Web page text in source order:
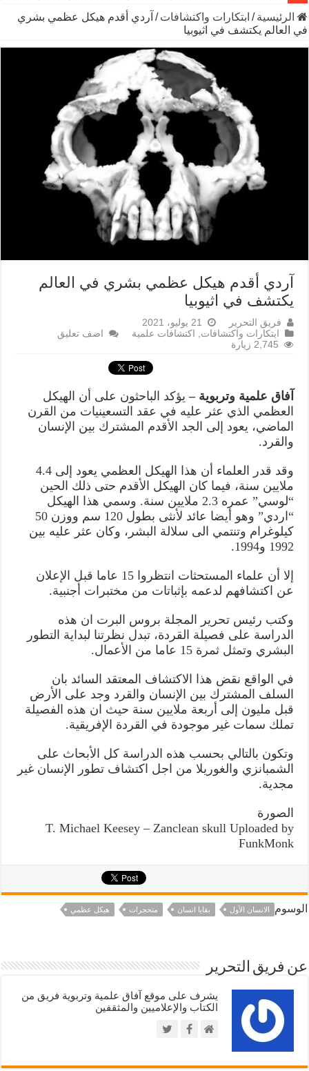
الرئيسية / ابتكارات واكتشافات / آردي أقدم هيكل عظمي بشري
في العالم يكتشف في اثيوبيا
آردي أقدم هيكل عظمي بشري في العالم
يكتشف في اثيوبيا
فريق التحرير
21 يوليو، 2021
ابتكارات واكتشافات, اكتشافات علمية
اضف تعليق
2,745 زيارة
آفاق علمية وتربوية –يؤكد الباحثون على أن الهيكل
العظمي الذي عثر عليه في عقد التسعينيات من القرن
الماضي، يعود إلى الجد الأقدم المشترك بين الإنسان
والقرد.
وقد قدر العلماء أن هذا الهيكل العظمي يعود إلى 4.4
ملايين سنة، فيما كان الهيكل الأقدم حتى ذلك الحين
“لوسي” عمره 2.3 ملايين سنة. وسمي هذا الهيكل
“اردي” وهو أيضا عائد لأنثى بطول 120 سم ووزن 50
كيلوغرام وتنتمي الى سلالة البشر، وكان عثر عليه بين
1992 و1994.
إلا أن علماء المستحثات انتظروا 15 عاما قبل الإعلان
عن اكتشافهم لدعمه بإثباتات من مختبرات أجنبية.
وكتب رئيس تحرير المجلة بروس البرت ان هذه
الدراسة على فصيلة القردة، تبدل نظرتنا لبداية التطور
البشري وتمثل ثمرة 15 عاما من الأعمال.
في الواقع نقض هذا الاكتشاف المعتقد السائد بان
السلف المشترك بين الإنسان والقرد وجد على الأرض
قبل مليون إلى أربعة ملايين سنة حيث ان هذه الفصيلة
تملك سمات غير موجودة في القردة الإفريقية.
وتكون بالتالي بحسب هذه الدراسة كل الأبحاث على
الشمبانزي والغوريلا من اجل اكتشاف تطور الإنسان غير
مجدية.
الصورة
T. Michael Keesey – Zanclean skull Uploaded by
FunkMonk
الوسوم الانسان الأول بقايا انسان متحجرات هيكل عظمي
عن فريق التحرير
يشرف على موقع آفاق علمية وتربوية فريق من
الكتاب والإعلاميين والمثقفين